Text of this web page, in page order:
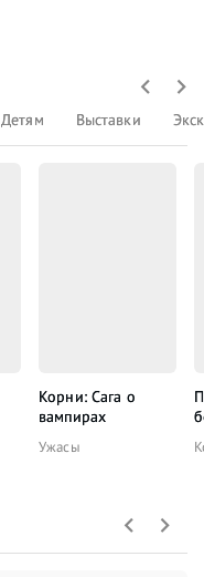
Детям Выставки
Корни: Сага о
вампирах
Ужасы